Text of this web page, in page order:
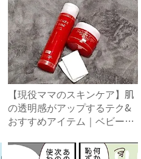
【現役ママのスキンケア】肌
の透明感がアップするテク&
おすすめアイテム｜ベビーカ